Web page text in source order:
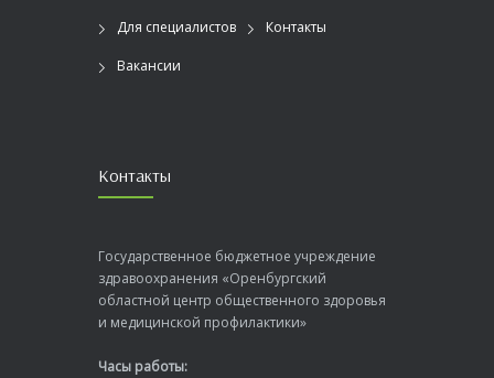
Для специалистов Контакты
Вакансии
Контакты
Государственное бюджетное учреждение
здравоохранения «Оренбургский
областной центр общественного здоровья
и медицинской профилактики»
Часы работы: